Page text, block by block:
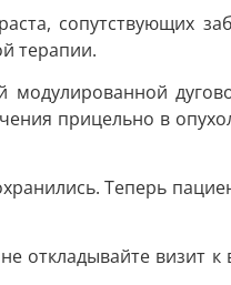
сопутствующих
терапии.
прицельно в
Теперь
визит к